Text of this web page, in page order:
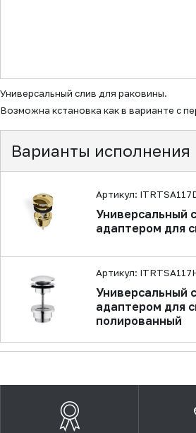
Универсальный слив для раковины.
Возможна кстановка как в варианте с
Варианты исполнения
Артикул:
Универсальный
адаптером для
Артикул:
Универсальный
адаптером для
полированный